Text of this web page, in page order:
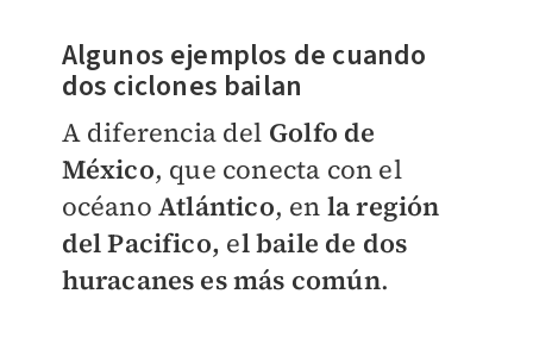
Algunos ejemplos de cuando
dos ciclones bailan
A diferencia del Golfo de
México, que conecta con el
océano Atlántico, en la región
del Pacifico, el baile de dos
huracanes es más común.